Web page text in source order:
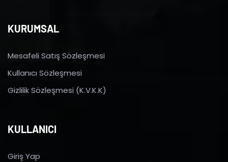
KURUMSAL
Mesafeli Satış Sözleşmesi
Kullanıcı Sözleşmesi
Gizlilik Sözleşmesi (K.V.K.K)
KULLANICI
Giriş Yap